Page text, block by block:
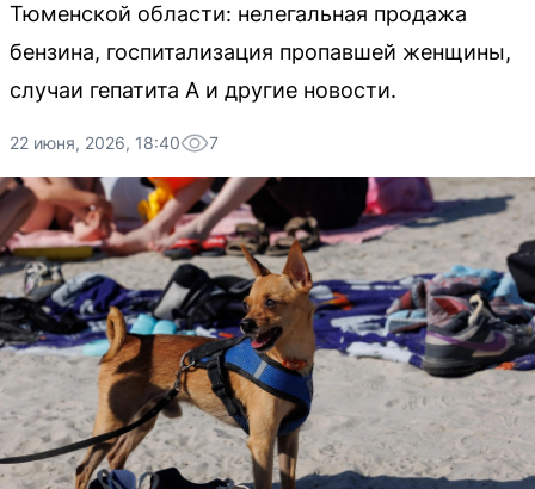
Тюменской области: нелегальная продажа
бензина, госпитализация пропавшей женщины,
случаи гепатита А и другие новости.
22 июня, 2026, 18:40 7